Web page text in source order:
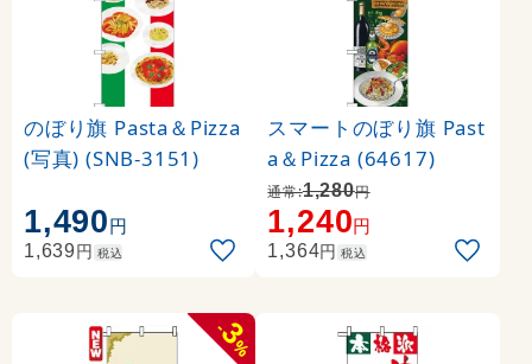
のぼり旗 Pasta＆Pizza
(写真) (SNB-3151)
1,490円
1,639円 税込
スマートのぼり旗 Past
a＆Pizza (64617)
通常:1,280円
1,240円
1,364円 税込
-
3
%